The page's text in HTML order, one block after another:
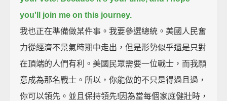
you'll join me on this journey.
我也正在準備做某件事。我要參選總統。美國人民奮
力從經濟不景氣時期中走出，但是形勢似乎還是只對
在頂端的人們有利。美國民眾需要一位戰士，而我願
意成為那名戰士。所以，你能做的不只是得過且過，
你可以領先。並且保持領先!因為當每個家庭健壯時，